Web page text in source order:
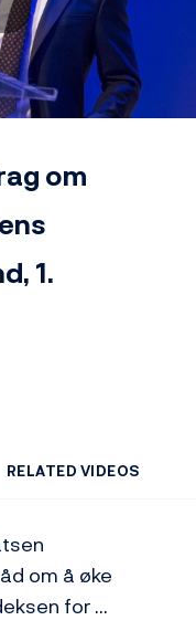
om
1.
RELATED VIDEOS
om å øke
for